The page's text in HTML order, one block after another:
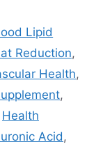
Lipid
Reduction,
Health,
,
Health
Acid,